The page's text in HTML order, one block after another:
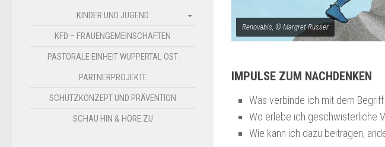
Renovabis, © Margret Russer
IMPULSE ZUM NACHDENKEN
Was verbinde ich mit dem
Wo erlebe ich geschwisterliche
Wie kann ich dazu beitragen,
KINDER UND JUGEND
KFD – FRAUENGEMEINSCHAFTEN
PASTORALE EINHEIT WUPPERTAL OST
PARTNERPROJEKTE
SCHUTZKONZEPT UND PRÄVENTION
SCHAU HIN & HÖRE ZU